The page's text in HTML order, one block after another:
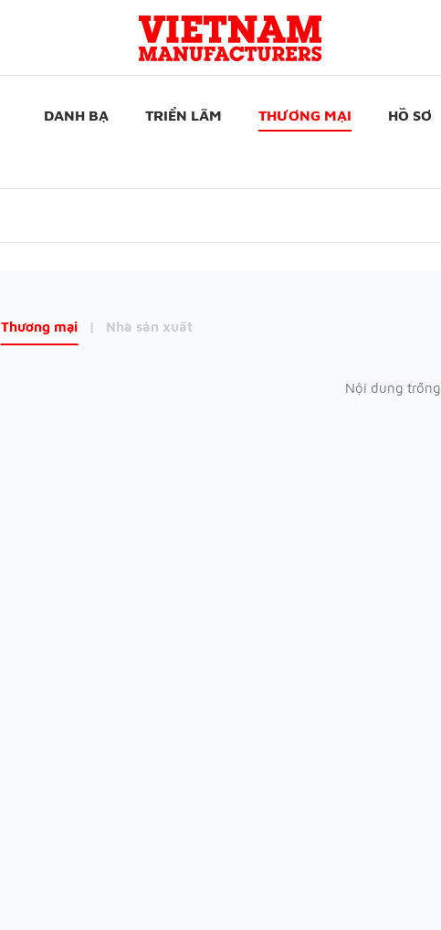
DANH BẠ TRIỂN LÃM THƯƠNG MẠI HỒ SƠ
Thương mại | Nhà sản xuất
Nội dung trống